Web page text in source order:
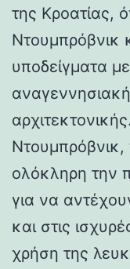
της Κροατίας,
Ντουμπρόβνικ
υποδείγματα
ολόκληρη την
για να
και στις
χρήση της